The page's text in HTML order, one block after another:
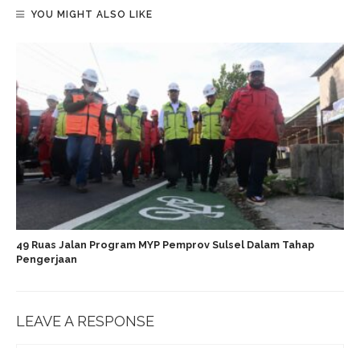
YOU MIGHT ALSO LIKE
49 Ruas Jalan Program MYP Pemprov Sulsel Dalam Tahap
Pengerjaan
LEAVE A RESPONSE